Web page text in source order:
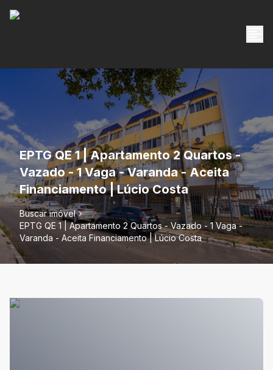
EPTG QE 1 | Apartamento 2 Quartos -
Vazado - 1 Vaga - Varanda - Aceita
Financiamento | Lúcio Costa
Buscar imóvel
EPTG QE 1 | Apartamento 2 Quartos - Vazado - 1 Vaga -
Varanda - Aceita Financiamento | Lúcio Costa